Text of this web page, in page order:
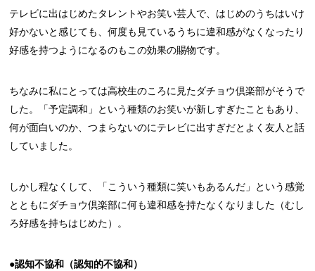
テレビに出はじめたタレントやお笑い芸人で、はじめのうちはいけ
好かないと感じても、何度も見ているうちに違和感がなくなったり
好感を持つようになるのもこの効果の賜物です。
ちなみに私にとっては高校生のころに見たダチョウ倶楽部がそうで
した。「予定調和」という種類のお笑いが新しすぎたこともあり、
何が面白いのか、つまらないのにテレビに出すぎだとよく友人と話
していました。
しかし程なくして、「こういう種類に笑いもあるんだ」という感覚
とともにダチョウ倶楽部に何も違和感を持たなくなりました（むし
ろ好感を持ちはじめた）。
●認知不協和（認知的不協和）